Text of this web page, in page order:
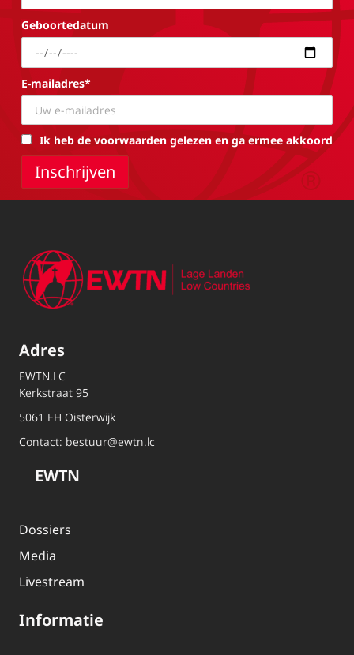
Geboortedatum
E-mailadres*
Ik heb de voorwaarden gelezen en ga ermee akkoord
Adres
EWTN.LC
Kerkstraat 95
5061 EH Oisterwijk
Contact: bestuur@ewtn.lc
EWTN
Dossiers
Media
Livestream
Informatie